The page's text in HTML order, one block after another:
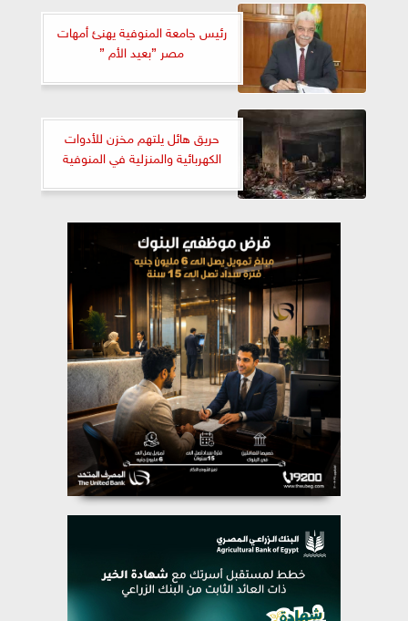
رئيس جامعة المنوفية يهنئ أمهات
مصر ”بعيد الأم ”
حريق هائل يلتهم مخزن للأدوات
الكهربائية والمنزلية في المنوفية